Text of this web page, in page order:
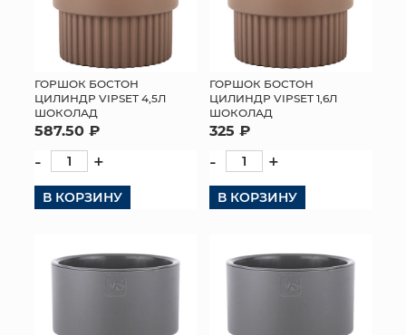
ГОРШОК БОСТОН
ЦИЛИНДР VIPSET 4,5Л
ШОКОЛАД
587.50 ₽
- +
В КОРЗИНУ
ГОРШОК БОСТОН
ЦИЛИНДР VIPSET 1,6Л
ШОКОЛАД
325 ₽
- +
В КОРЗИНУ